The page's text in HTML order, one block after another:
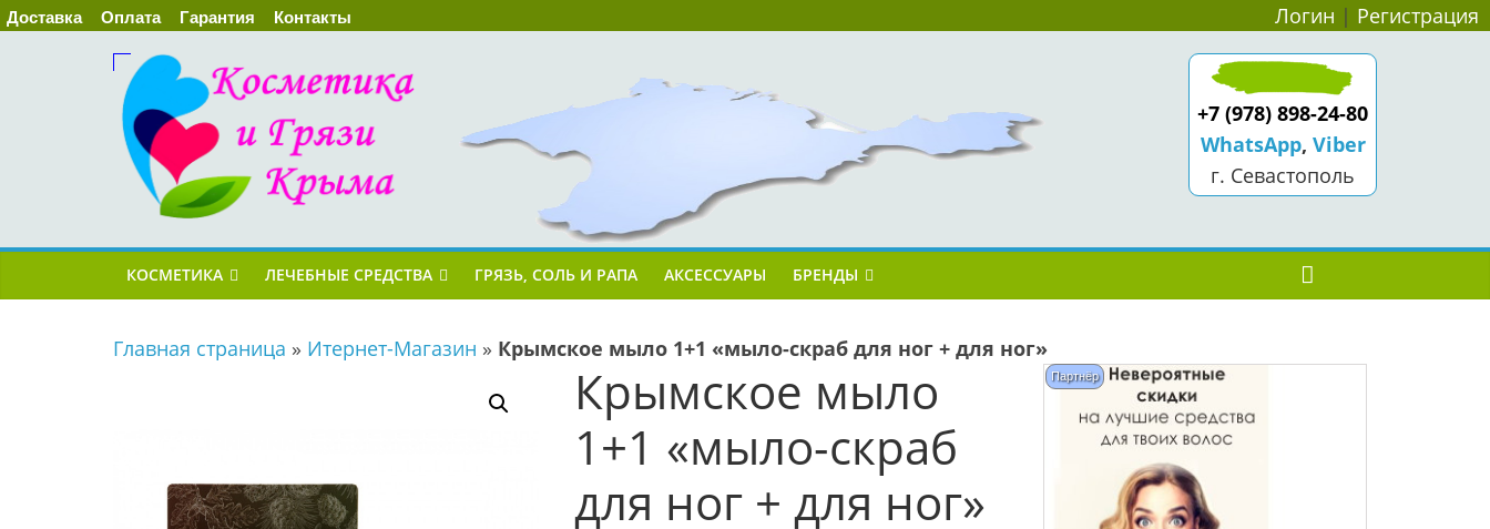
Доставка Оплата Гарантия Контакты Логин | Регистрация
+7 (978) 898-24-80
WhatsApp, Viber
г. Севастополь
КОСМЕТИКА ЛЕЧЕБНЫЕ СРЕДСТВА ГРЯЗЬ, СОЛЬ И РАПА АКСЕССУАРЫ БРЕНДЫ
Главная страница » Итернет-Магазин » Крымское мыло 1+1 «мыло-скраб для ног + для ног»
Крымское мыло
1+1 «мыло-скраб
для ног + для ног»
Партнёр